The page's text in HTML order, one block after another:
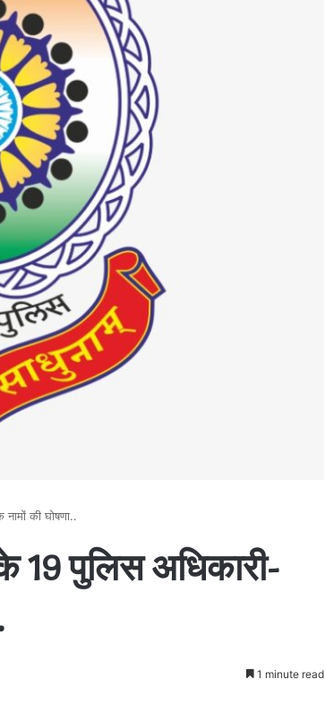
की घोषणा..
19 पुलिस अधिकारी-
1 minute read